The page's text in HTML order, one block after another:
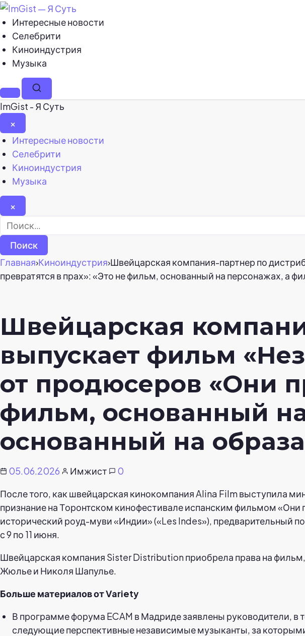
Интересные новости
Селебрити
Киноиндустрия
Музыка
МенюПоиск
ImGist - Я Суть
×
Закрыть
меню
Интересные новости
Селебрити
Киноиндустрия
Музыка
×
Найти:
Главная›Киноиндустрия›Швейцарская компания-партнер по
превратятся в прах»: «Это не фильм, основанный на персонажах, а
Швейцарская
выпускает фильм
от продюсеров «Они
фильм, основанный
основанный на
05.06.2026 Имжист
0
После того, как швейцарская кинокомпания Alina Film выступила
признание на Торонтском кинофестивале испанским фильмом
исторический роуд-муви «Индии» («Les Indes»), предварительный
с 9 по 11 июня.
Швейцарская компания Sister Distribution приобрела права на
Жюлье и Николя Шапулье.
Больше материалов от Variety
В программе форума ECAM в Мадриде заявлены руководители,
следующие перспективные независимые музыканты, за